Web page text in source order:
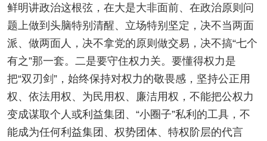
鲜明讲政治这根弦，在大是大非面前、在政治原则问
题上做到头脑特别清醒、立场特别坚定，决不当两面
派、做两面人，决不拿党的原则做交易，决不搞“七个
有之”那一套。二是要守住权力关。要懂得权力是
把“双刃剑”，始终保持对权力的敬畏感，坚持公正用
权、依法用权、为民用权、廉洁用权，不能把公权力
变成谋取个人或利益集团、“小圈子”私利的工具，不
能成为任何利益集团、权势团体、特权阶层的代言